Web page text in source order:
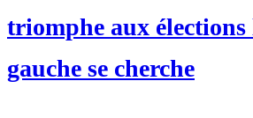
triomphe aux élections
gauche se cherche